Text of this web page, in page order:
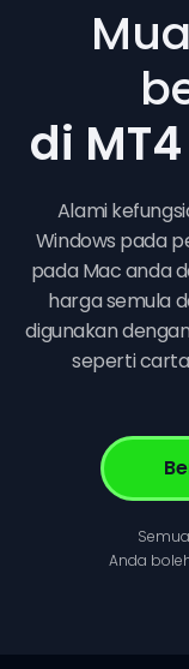
di
Alami
Windows pada
pada Mac anda
harga semula
digunakan
seperti
Anda